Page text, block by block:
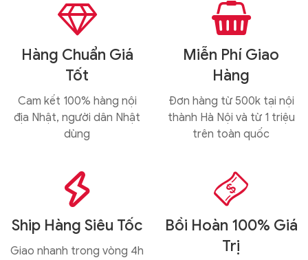

Hàng Chuẩn Giá
Tốt
Cam kết 100% hàng nội
địa Nhật, người dân Nhật
dùng

Miễn Phí Giao
Hàng
Đơn hàng từ 500k tại nội
thành Hà Nội và từ 1 triệu
trên toàn quốc

Ship Hàng Siêu Tốc
Giao nhanh trong vòng 4h

Bồi Hoàn 100% Giá
Trị